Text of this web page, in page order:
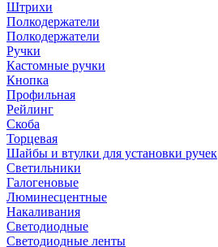
Штрихи
Полкодержатели
Полкодержатели
Ручки
Кастомные ручки
Кнопка
Профильная
Рейлинг
Скоба
Торцевая
Шайбы и втулки для установки ручек
Светильники
Галогеновые
Люминесцентные
Накаливания
Светодиодные
Светодиодные ленты